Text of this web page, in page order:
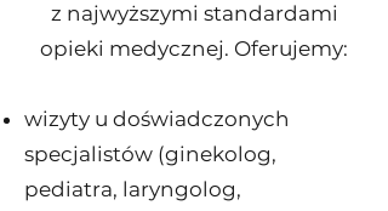
z najwyższymi standardami
opieki medycznej. Oferujemy:
wizyty u doświadczonych
specjalistów (ginekolog,
pediatra, laryngolog,